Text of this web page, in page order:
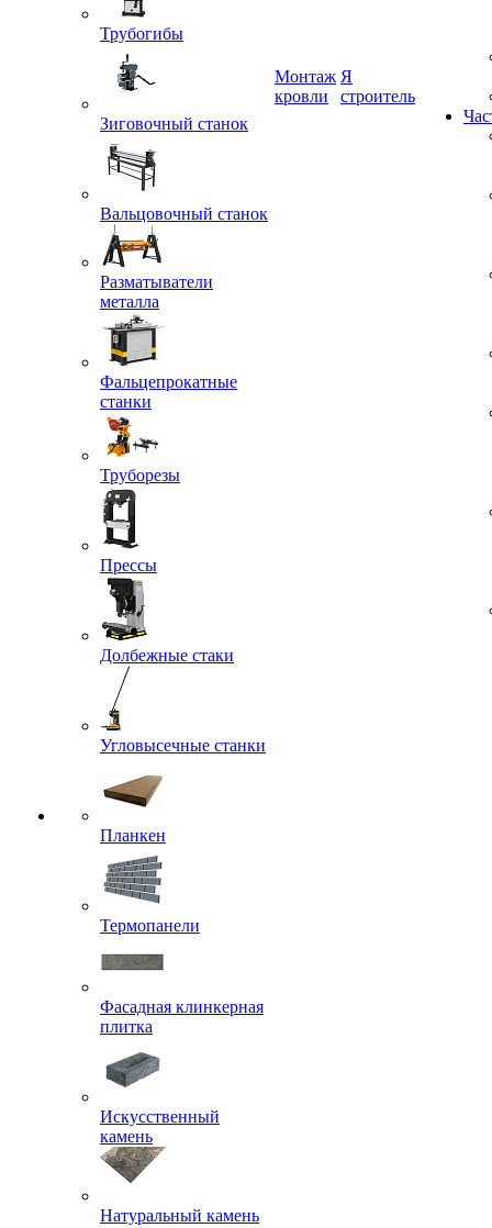
Трубогибы
Зиговочный станок
Вальцовочный станок
Разматыватели
металла
Фальцепрокатные
станки
Труборезы
Прессы
Долбежные стаки
Угловысечные станки
Планкен
Термопанели
Фасадная клинкерная
плитка
Искусственный
камень
Натуральный камень